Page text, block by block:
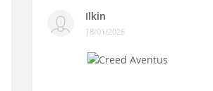
Ilkin
18/01/2026